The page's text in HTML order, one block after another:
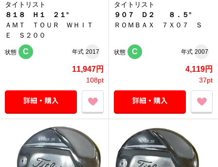
タイトリスト
８１８ Ｈ１ ２１°
ＡＭＴ ＴＯＵＲ ＷＨＩＴ
Ｅ Ｓ２００
状態 C 年式 2017
11,947円
108pt
タイトリスト
９０７ Ｄ２ ８．５°
ＲＯＭＢＡＸ ７Ｘ０７ Ｓ
状態 C 年式 2007
4,119円
37pt